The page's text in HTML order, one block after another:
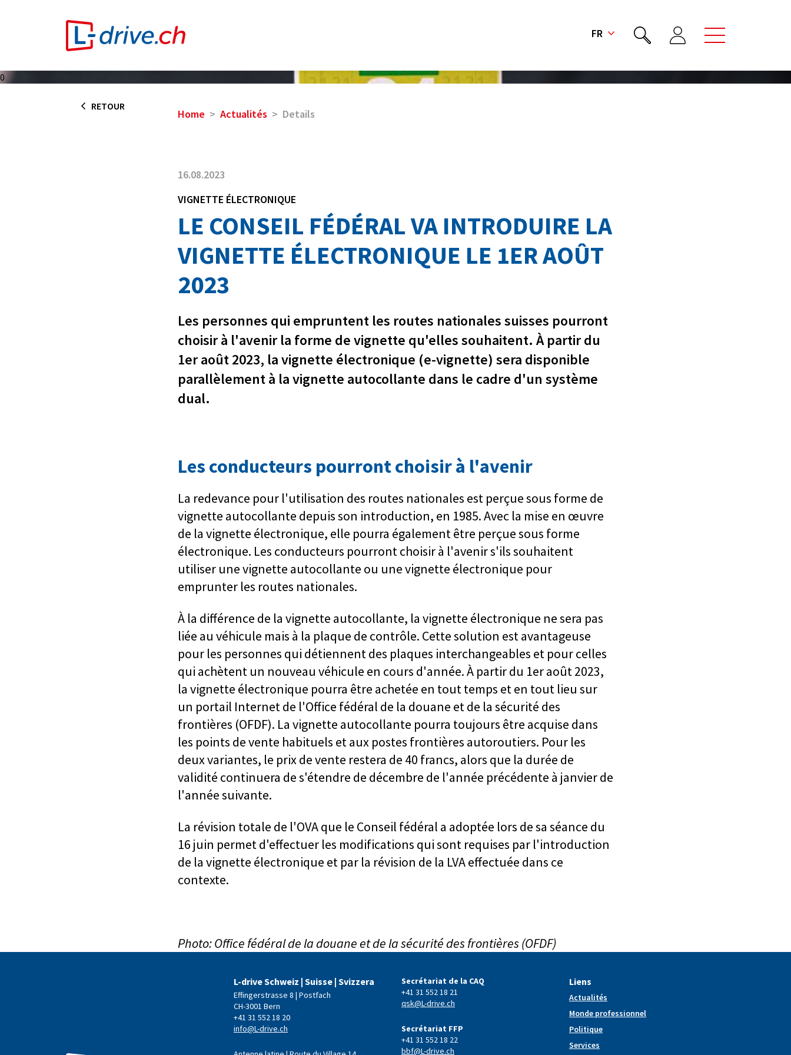
FR
RETOUR
0
Home Actualités Details
16.08.2023
VIGNETTE ÉLECTRONIQUE
LE CONSEIL FÉDÉRAL VA INTRODUIRE LA
VIGNETTE ÉLECTRONIQUE LE 1ER AOÛT
2023
Les personnes qui empruntent les routes nationales suisses pourront
choisir à l'avenir la forme de vignette qu'elles souhaitent. À partir du
1er août 2023, la vignette électronique (e-vignette) sera disponible
parallèlement à la vignette autocollante dans le cadre d'un système
dual.
Les conducteurs pourront choisir à l'avenir
La redevance pour l'utilisation des routes nationales est perçue sous forme de
vignette autocollante depuis son introduction, en 1985. Avec la mise en œuvre
de la vignette électronique, elle pourra également être perçue sous forme
électronique. Les conducteurs pourront choisir à l'avenir s'ils souhaitent
utiliser une vignette autocollante ou une vignette électronique pour
emprunter les routes nationales.
À la différence de la vignette autocollante, la vignette électronique ne sera pas
liée au véhicule mais à la plaque de contrôle. Cette solution est avantageuse
pour les personnes qui détiennent des plaques interchangeables et pour celles
qui achètent un nouveau véhicule en cours d'année. À partir du 1er août 2023,
la vignette électronique pourra être achetée en tout temps et en tout lieu sur
un portail Internet de l'Office fédéral de la douane et de la sécurité des
frontières (OFDF). La vignette autocollante pourra toujours être acquise dans
les points de vente habituels et aux postes frontières autoroutiers. Pour les
deux variantes, le prix de vente restera de 40 francs, alors que la durée de
validité continuera de s'étendre de décembre de l'année précédente à janvier de
l'année suivante.
La révision totale de l'OVA que le Conseil fédéral a adoptée lors de sa séance du
16 juin permet d'effectuer les modifications qui sont requises par l'introduction
de la vignette électronique et par la révision de la LVA effectuée dans ce
contexte.
Photo: Office fédéral de la douane et de la sécurité des frontières (OFDF)
L-drive Schweiz | Suisse | Svizzera
Effingerstrasse 8 | Postfach
CH-3001 Bern
+41 31 552 18 20
info@L-drive.ch
Secrétariat de la CAQ
+41 31 552 18 21
qsk@L-drive.ch
Secrétariat FFP
+41 31 552 18 22
bbf@L-drive.ch
Liens
Actualités
Monde professionnel
Politique
Services